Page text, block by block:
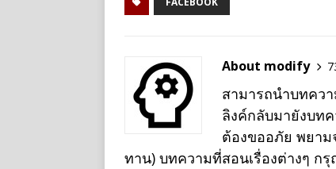
About modify
สามารถนำบทคว
ลิงค์กลับมายังบท
ต้องขออภัย พยา
ทาน) บทความที่สอนเรื่องต่างๆ ก